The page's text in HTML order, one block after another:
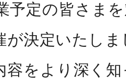
予定の皆さま
が決定いたし
容をより深く